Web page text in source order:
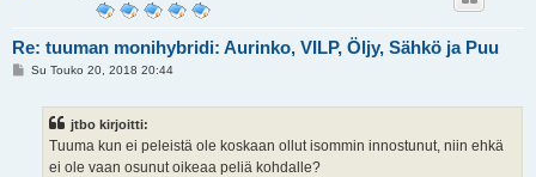
Re: tuuman monihybridi: Aurinko, VILP, Öljy, Sähkö ja Puu
VSu Touko 20, 2018 20:44
jtbo kirjoitti:
Tuuma kun ei peleistä ole koskaan ollut isommin innostunut, niin ehkä
ei ole vaan osunut oikeaa peliä kohdalle?